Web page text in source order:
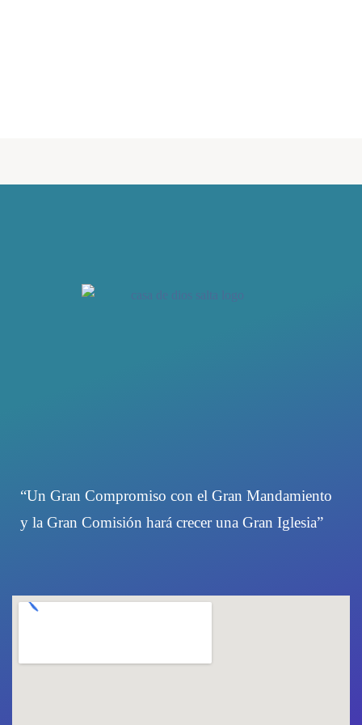
“Un Gran Compromiso con el Gran Mandamiento
y la Gran Comisión hará crecer una Gran Iglesia”